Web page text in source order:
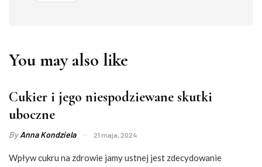
You may also like
Cukier i jego niespodziewane skutki
uboczne
ByAnna Kondziela 21 maja, 2024
Wpływ cukru na zdrowie jamy ustnej jest zdecydowanie